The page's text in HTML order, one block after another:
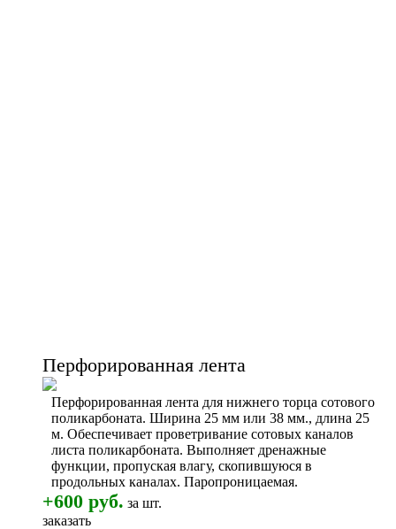
Перфорированная лента
Перфорированная лента для нижнего торца сотового
поликарбоната. Ширина 25 мм или 38 мм., длина 25
м. Обеспечивает проветривание сотовых каналов
листа поликарбоната. Выполняет дренажные
функции, пропуская влагу, скопившуюся в
продольных каналах. Паропроницаемая.
+600 руб. за шт.
заказать